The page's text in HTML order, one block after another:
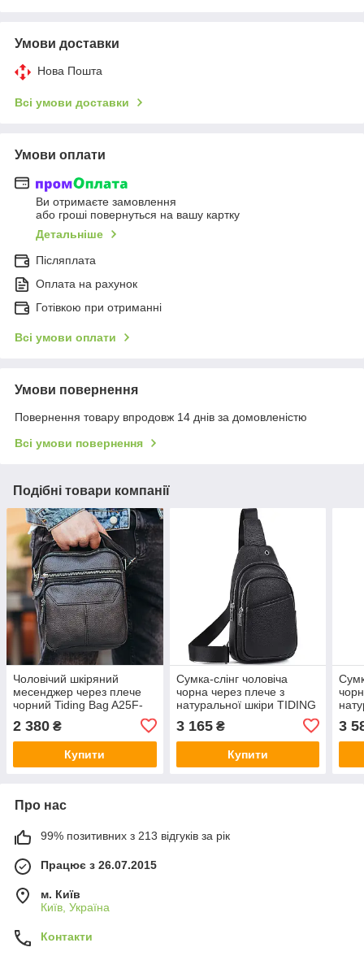
Умови доставки
Нова Пошта
Всі умови доставки
Умови оплати
Ви отримаєте замовлення
або гроші повернуться на вашу картку
Детальніше
Післяплата
Оплата на рахунок
Готівкою при отриманні
Всі умови оплати
Умови повернення
Повернення товару впродовж 14 днів за домовленістю
Всі умови повернення
Подібні товари компанії
Чоловічий шкіряний
месенджер через плече
чорний Tiding Bag A25F-
2 380 ₴
Купити
Сумка-слінг чоловіча
чорна через плече з
натуральної шкіри TIDING
3 165₴
Купити
3
Про нас
99% позитивних з 213 відгуків за рік
Працює з 26.07.2015
м. Київ
Київ, Україна
Контакти